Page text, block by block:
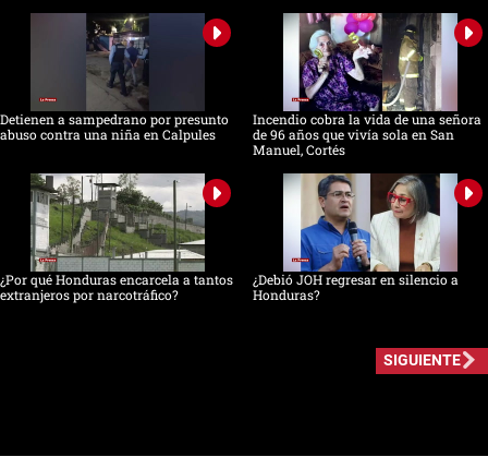
Detienen a sampedrano por presunto
abuso contra una niña en Calpules
Incendio cobra la vida de una señora
de 96 años que vivía sola en San
Manuel, Cortés
¿Por qué Honduras encarcela a tantos
extranjeros por narcotráfico?
¿Debió JOH regresar en silencio a
Honduras?
SIGUIENTE